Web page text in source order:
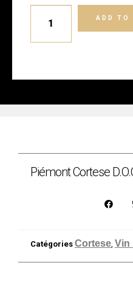
ADD TO
Piémont Cortese
Catégories Cortese, Vin